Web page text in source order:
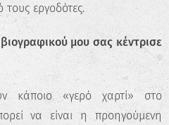
τους εργοδότες.
μου σας κέντρισε
κάποιο «γερό χαρτί» στο
να είναι η προηγούμενη